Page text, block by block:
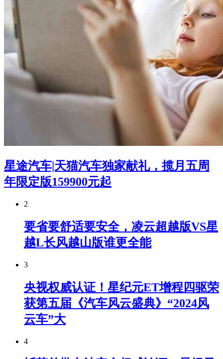
星途汽车|天猫汽车独家献礼，揽月五周
年限定版159900元起
2
要省要舒适要安全，凌云超越版VS星
越L长风越山版谁更全能
3
央视权威认证！星纪元ET增程四驱荣
获第五届《汽车风云盛典》“2024风
云车”大
4